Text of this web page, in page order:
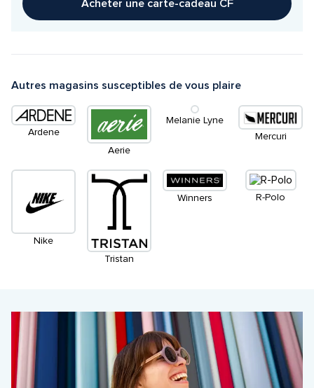
Acheter une carte-cadeau CF
Autres magasins susceptibles de vous plaire
Ardene
Aerie
Melanie Lyne
Mercuri
Nike
Tristan
Winners R-Polo